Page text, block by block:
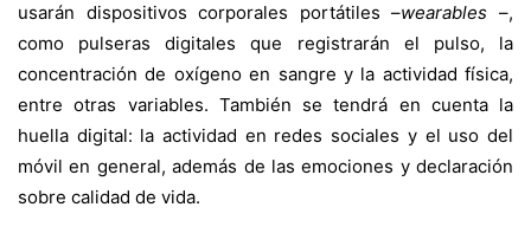
usarán dispositivos corporales portátiles –wearables –,
como pulseras digitales que registrarán el pulso, la
concentración de oxígeno en sangre y la actividad física,
entre otras variables. También se tendrá en cuenta la
huella digital: la actividad en redes sociales y el uso del
móvil en general, además de las emociones y declaración
sobre calidad de vida.